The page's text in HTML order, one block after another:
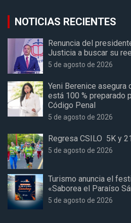
NOTICIAS RECIENTES
Renuncia del
Justicia a buscar su
5 de agosto de 2026
Yeni Berenice
está 100 % preparado
Código Penal
5 de agosto de 2026
Regresa CSILO 5K y
5 de agosto de 2026
Turismo anuncia el
«Saborea el Paraíso
5 de agosto de 2026